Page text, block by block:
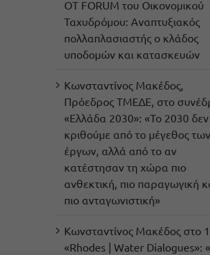
OT FORUM του Οικονομικού
Ταχυδρόμου: Αναπτυξιακός
πολλαπλασιαστής ο κλάδος
υποδομών και κατασκευών
Κωνσταντίνος Μακέδος,
Πρόεδρος ΤΜΕΔΕ, στο
«Ελλάδα 2030»: «Το 2030
κριθούμε από το μέγεθος των
έργων, αλλά από το αν
κατέστησαν τη χώρα πιο
ανθεκτική, πιο παραγωγική
πιο ανταγωνιστική»
Κωνσταντίνος Μακέδος στο
«Rhodes | Water Dialogues»: